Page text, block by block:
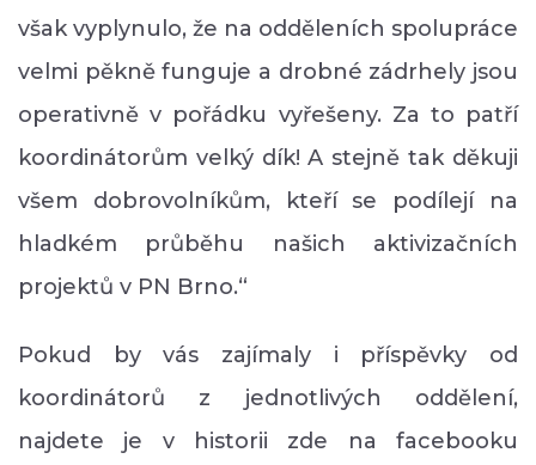
však vyplynulo, že na odděleních spolupráce
velmi pěkně funguje a drobné zádrhely jsou
operativně v pořádku vyřešeny. Za to patří
koordinátorům velký dík! A stejně tak děkuji
všem dobrovolníkům, kteří se podílejí na
hladkém průběhu našich aktivizačních
projektů v PN Brno.“
Pokud by vás zajímaly i příspěvky od
koordinátorů z jednotlivých oddělení,
najdete je v historii zde na facebooku